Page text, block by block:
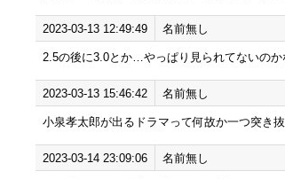
2023-03-13 12:49:49 名前無し
2.5の後に3.0とか…やっぱり見られてないのか
2023-03-13 15:46:42 名前無し
小泉孝太郎が出るドラマって何故か一つ突き
2023-03-14 23:09:06 名前無し